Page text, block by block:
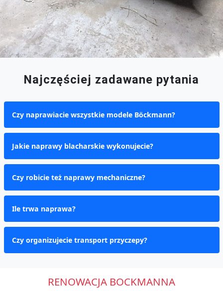
Najczęściej zadawane pytania
Czy naprawiacie wszystkie modele Böckmann?
Jakie naprawy blacharskie wykonujecie?
Czy robicie też naprawy mechaniczne?
Ile trwa naprawa?
Czy organizujecie transport przyczepy?
RENOWACJA BOCKMANNA